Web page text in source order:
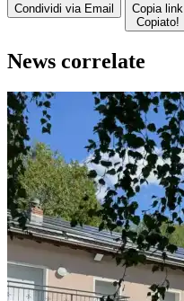
Condividi via Email
Copia link
Copiato!
News correlate